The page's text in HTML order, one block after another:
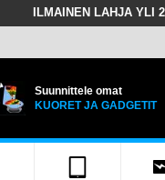
ILMAINEN LAHJA YLI
Suunnittele omat
KUORET JA GADGETIT